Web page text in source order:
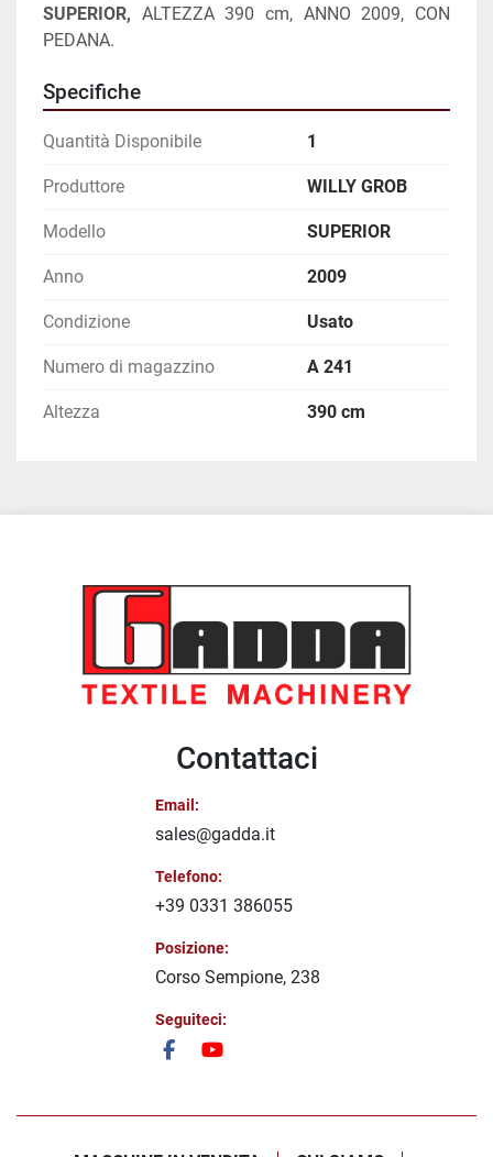
SUPERIOR, ALTEZZA 390 cm, ANNO 2009, CON
PEDANA.
Specifiche
Quantità Disponibile 1
Produttore WILLY GROB
Modello SUPERIOR
Anno 2009
Condizione Usato
Numero di magazzino A 241
Altezza 390 cm
Contattaci
Email:
sales@gadda.it
Telefono:
+39 0331 386055
Posizione:
Corso Sempione, 238
Seguiteci:
facebookyoutube